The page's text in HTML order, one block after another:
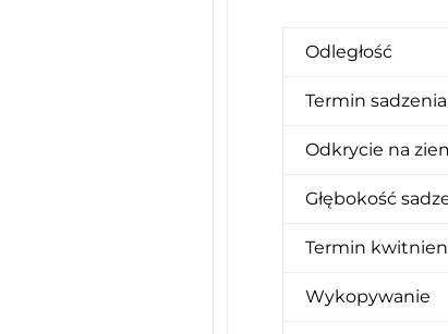
Odległość
Termin sadzenia
Odkrycie na
Głębokość
Termin
Wykopywanie